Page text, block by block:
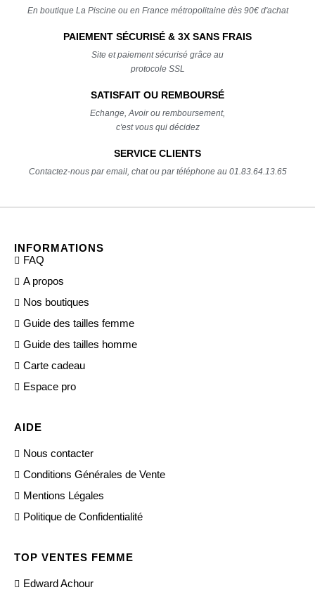
En boutique La Piscine ou en France métropolitaine dès 90€ d'achat
PAIEMENT SÉCURISÉ & 3X SANS FRAIS
Site et paiement sécurisé grâce au
protocole SSL
SATISFAIT OU REMBOURSÉ
Echange, Avoir ou remboursement,
c'est vous qui décidez
SERVICE CLIENTS
Contactez-nous par email, chat ou par téléphone au 01.83.64.13.65
INFORMATIONS
FAQ
A propos
Nos boutiques
Guide des tailles femme
Guide des tailles homme
Carte cadeau
Espace pro
AIDE
Nous contacter
Conditions Générales de Vente
Mentions Légales
Politique de Confidentialité
TOP VENTES FEMME
Edward Achour